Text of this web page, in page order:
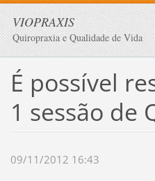
VIOPRAXIS
Quiropraxia e Qualidade de Vida
É possível
1 sessão de
09/11/2012 16:43